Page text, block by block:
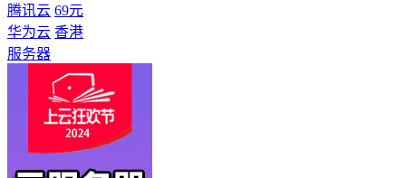
腾讯云 69元
华为云 香港
服务器